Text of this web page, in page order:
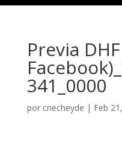
Previa
341_0000
por cnecheyde | Feb